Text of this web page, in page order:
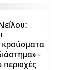
κρούσματα
-
περιοχές